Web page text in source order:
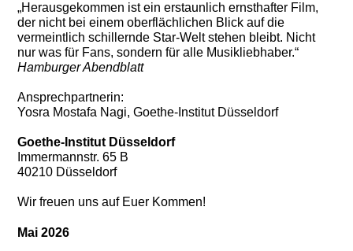
„Herausgekommen ist ein erstaunlich ernsthafter Film,
der nicht bei einem oberflächlichen Blick auf die
vermeintlich schillernde Star-Welt stehen bleibt. Nicht
nur was für Fans, sondern für alle Musikliebhaber.“
Hamburger Abendblatt
Ansprechpartnerin:
Yosra Mostafa Nagi, Goethe-Institut Düsseldorf
Goethe-Institut Düsseldorf
Immermannstr. 65 B
40210 Düsseldorf
Wir freuen uns auf Euer Kommen!
Mai 2026